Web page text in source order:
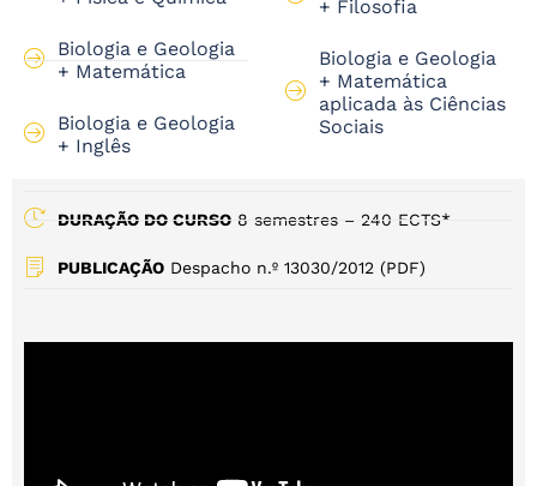
Biologia e Geologia
+ Matemática
Biologia e Geologia
+ Inglês
+ Filosofia
Biologia e Geologia
+ Matemática
aplicada às Ciências
Sociais
DURAÇÃO DO CURSO8 semestres – 240 ECTS*
PUBLICAÇÃODespacho n.º 13030/2012 (PDF)